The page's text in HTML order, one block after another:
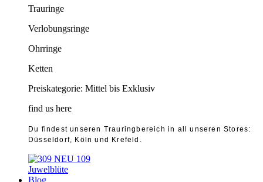
Trauringe
Verlobungsringe
Ohrringe
Ketten
Preiskategorie: Mittel bis Exklusiv
find us here
Du findest unseren Trauringbereich in all unseren Stores:
Düsseldorf, Köln und Krefeld.
Juwelblüte